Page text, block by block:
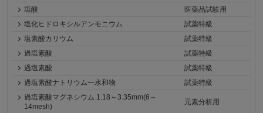
塩酸
医薬品試験用
塩化ヒドロキシルアンモニウム
試薬特級
塩素酸カリウム
試薬特級
過塩素酸
試薬特級
過塩素酸
試薬特級
過塩素酸ナトリウム一水和物
試薬特級
過塩素酸マグネシウム 1.18～3.35mm(6～
14mesh)
元素分析用